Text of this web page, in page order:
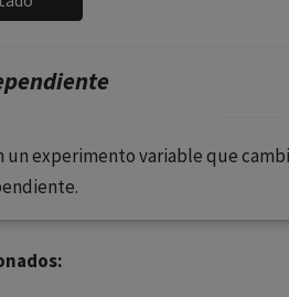
un experimento variable que